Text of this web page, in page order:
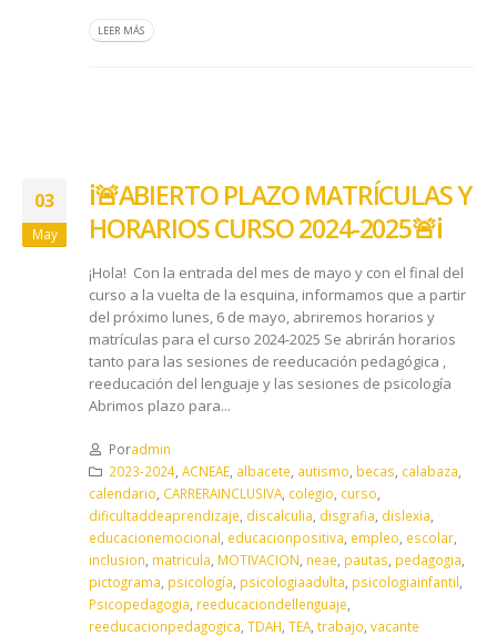
LEER MÁS
03
May
ℹ️🚨ABIERTO PLAZO MATRÍCULAS Y
HORARIOS CURSO 2024-2025🚨ℹ️
¡Hola! Con la entrada del mes de mayo y con el final del
curso a la vuelta de la esquina, informamos que a partir
del próximo lunes, 6 de mayo, abriremos horarios y
matrículas para el curso 2024-2025 Se abrirán horarios
tanto para las sesiones de reeducación pedagógica ,
reeducación del lenguaje y las sesiones de psicología
Abrimos plazo para...
Poradmin
2023-2024, ACNEAE, albacete autismo becas calabaza
calendario CARRERAINCLUSIVA colegio curso
dificultaddeaprendizaje discalculia disgrafia dislexia
educacionemocional educacionpositiva empleo escolar
inclusion matricula MOTIVACION neae pautas pedagogia
pictograma psicología psicologiaadulta psicologiainfantil
Psicopedagogia reeducaciondellenguaje
reeducacionpedagogica TDAH TEA trabajo vacante